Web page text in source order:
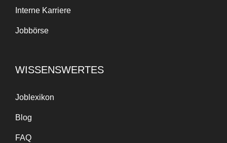
Interne Karriere
Jobbörse
WISSENSWERTES
Joblexikon
Blog
FAQ